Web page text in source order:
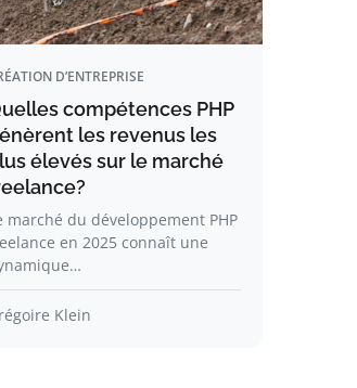
D’ENTREPRISE
compétences PHP
les revenus les
élevés sur le marché
marché du développement PHP
en 2025 connaît une
Klein